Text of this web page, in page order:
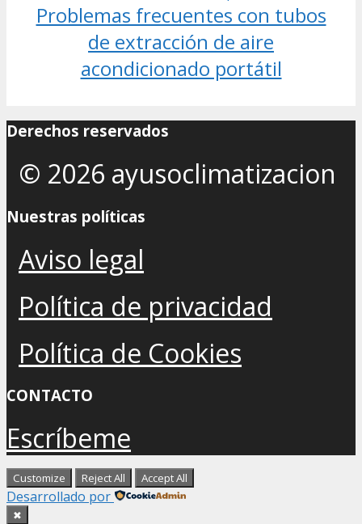
Problemas frecuentes con tubos
de extracción de aire
acondicionado portátil
Derechos reservados
© 2026 ayusoclimatizacion
Nuestras políticas
Aviso legal
Política de privacidad
Política de Cookies
CONTACTO
Escríbeme
Customize Reject All Accept All
Desarrollado por
✖